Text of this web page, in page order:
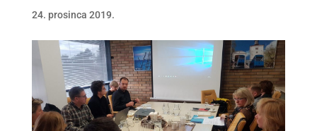
24. prosinca 2019.